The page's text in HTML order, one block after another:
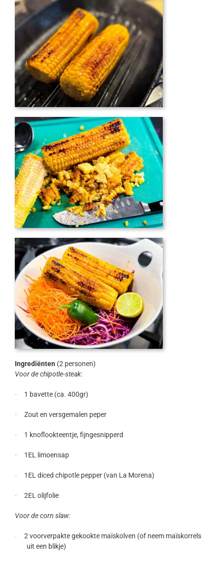
Ingrediënten (2 personen)
Voor de chipotle-steak:
· 1 bavette (ca. 400gr)
· Zout en versgemalen peper
· 1 knoflookteentje, fijngesnipperd
· 1EL limoensap
· 1EL diced chipotle pepper (van La Morena)
· 2EL olijfolie
Voor de corn slaw:
·
2 voorverpakte gekookte maïskolven (of neem maïskorrels
uit een blikje)